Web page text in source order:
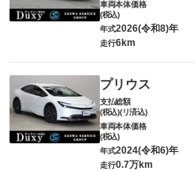
車両本体価格
(税込)
年式2026(令和8)年
走行6km
プリウス
支払総額
(税込)(リ済込)
車両本体価格
(税込)
年式2024(令和6)年
走行0.7万km